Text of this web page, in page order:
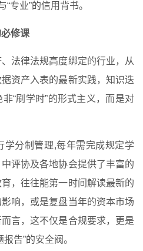
“专业”的信用背书。
修课
法律法规高度绑定的行业，从
资产入表的最新实践，知识迭
“刷学时”的形式主义，而是对
学分制管理,每年需完成规定学
评协及各地协会提供了丰富的
，往往能第一时间解读最新的
响，或是复盘当年的资本市场
言，这不仅是合规要求，更是
告”的安全阀。